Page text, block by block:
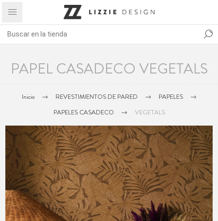
PAPEL CASADECO VEGETALS
Inicio REVESTIMIENTOS DE PARED
PAPELES
PAPELES CASADECO
VEGETALS